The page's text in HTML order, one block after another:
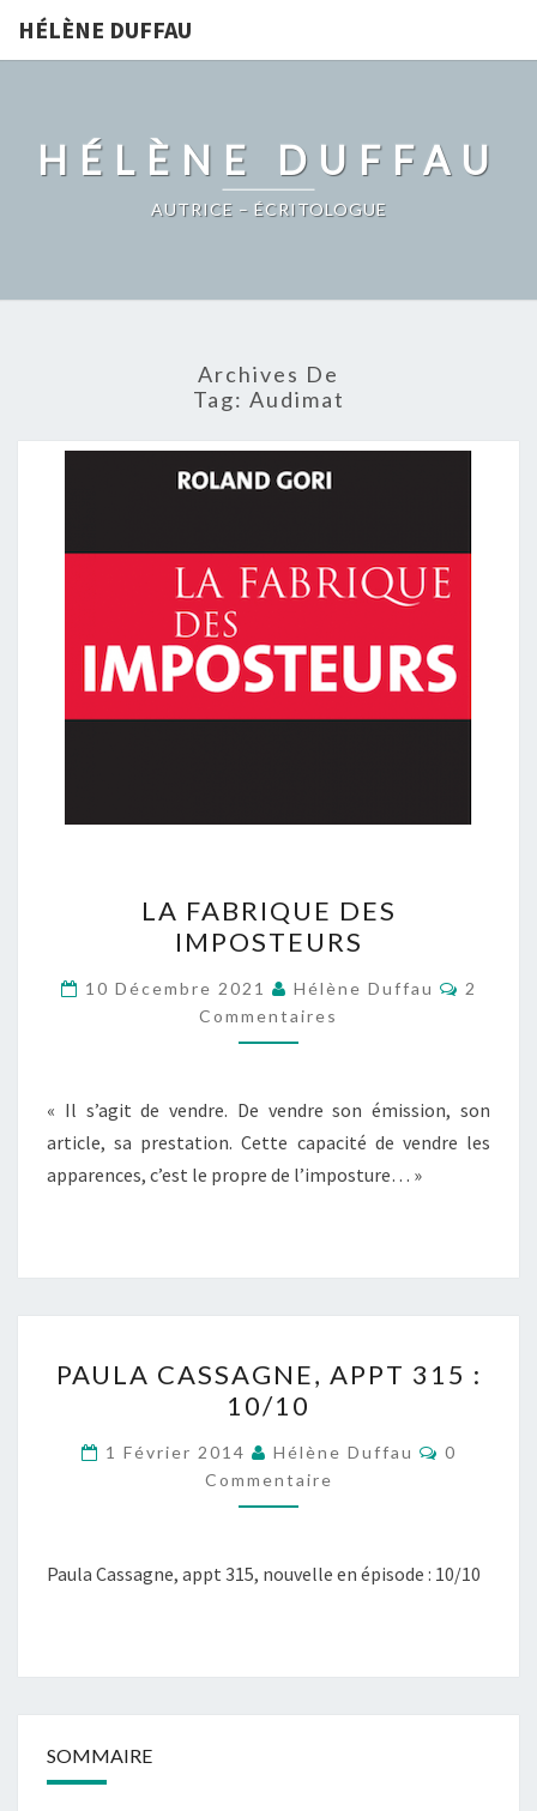
HÉLÈNE DUFFAU
HÉLÈNE DUFFAU
AUTRICE – ÉCRITOLOGUE
Archives De
Tag: Audimat
FABRIQUE
DES
IMPOSTEURS
LA FABRIQUE DES
IMPOSTEURS
10 Décembre 2021 Hélène Duffau
2
Commentaires
« Il s’agit de vendre. De vendre son émission, son
article, sa prestation. Cette capacité de vendre les
apparences, c’est le propre de l’imposture… »
CASSAGNE,
APPT
315
:
10/10
PAULA CASSAGNE, APPT 315 :
10/10
1 Février 2014 Hélène Duffau
0
Commentaire
Paula Cassagne, appt 315, nouvelle en épisode : 10/10
SOMMAIRE